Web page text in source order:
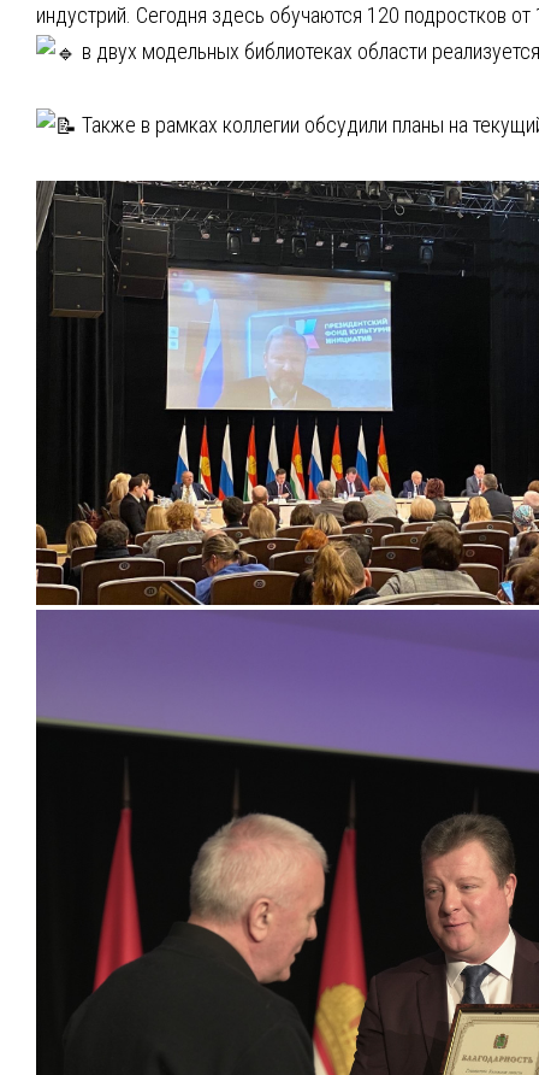
индустрий. Сегодня здесь обучаются 120 подростков
в двух модельных библиотеках области
Также в рамках коллегии обсудили планы на